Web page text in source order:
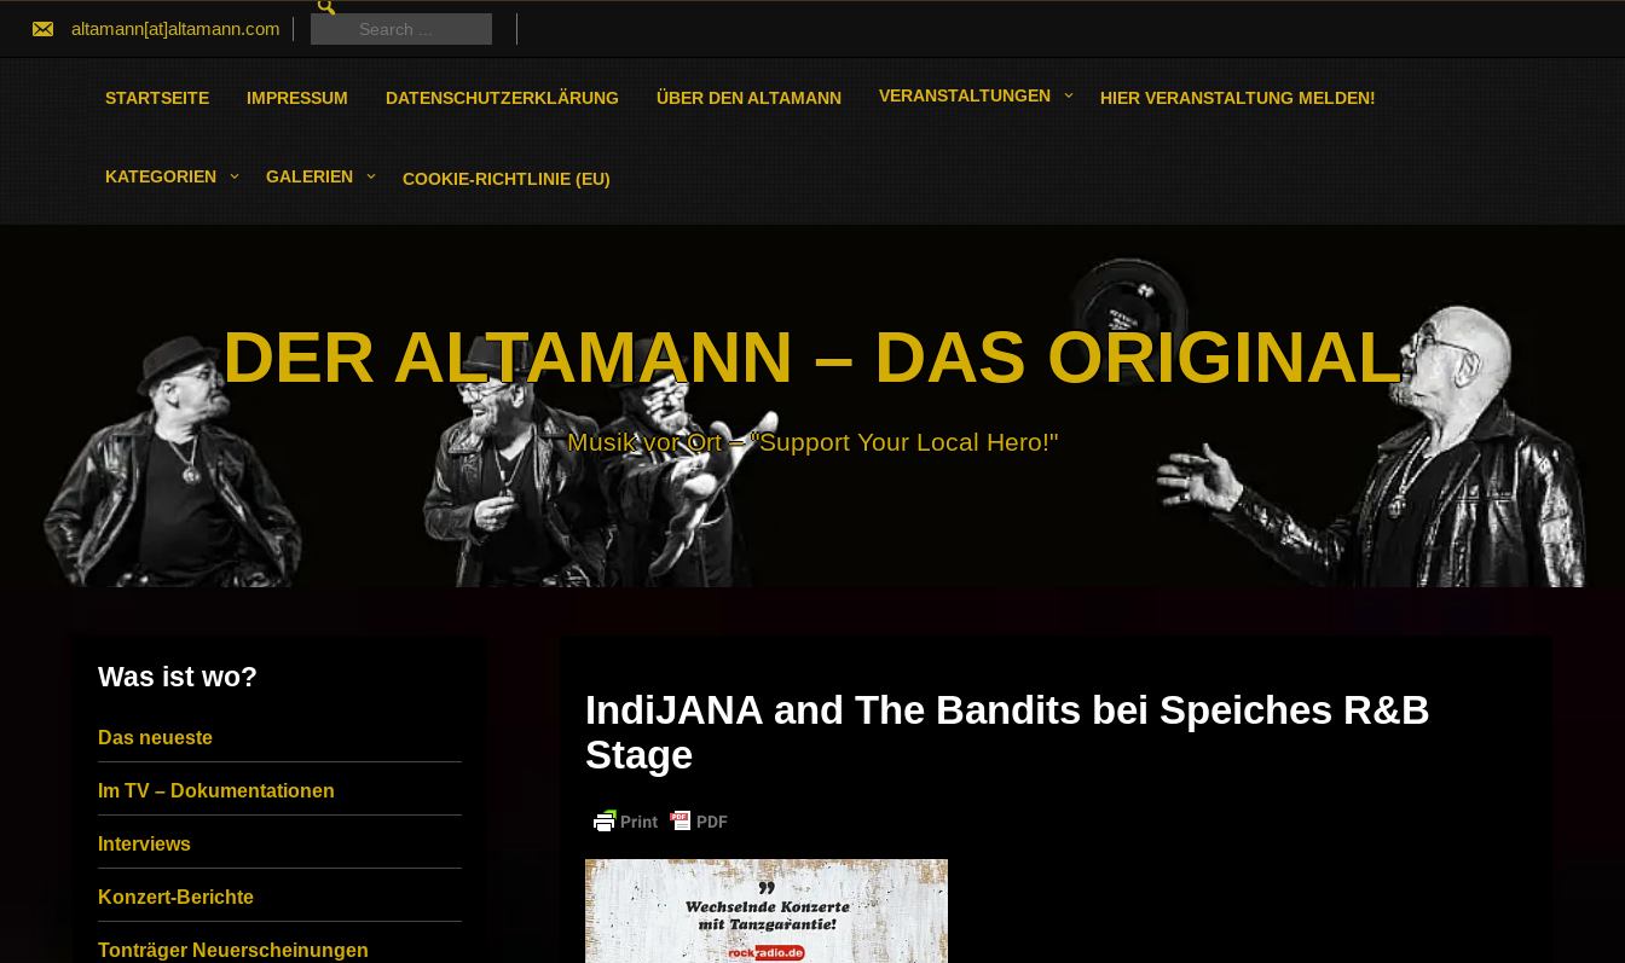
altamann[at]altamann.com
FOR:
Search
for:
STARTSEITE IMPRESSUM DATENSCHUTZERKLÄRUNG ÜBER DEN ALTAMANN VERANSTALTUNGEN HIER VERANSTALTUNG MELDEN!
KATEGORIEN GALERIEN COOKIE-RICHTLINIE (EU)
DER ALTAMANN – DAS ORIGINAL
Musik vor Ort – "Support Your Local Hero!"
IndiJANA and The Bandits bei Speiches R&B
Stage
Was ist wo?
Das neueste
Im TV – Dokumentationen
Interviews
Konzert-Berichte
Tonträger Neuerscheinungen